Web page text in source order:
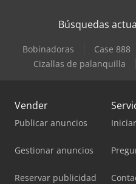
Búsquedas
Bobinadoras Case 888
Cizallas de palanquilla
Vender
Publicar anuncios
Gestionar anuncios
Reservar publicidad